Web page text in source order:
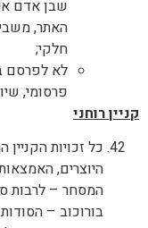
שבן אדם
האתר,
חלקי;
לא לפרסם
פרסומי,
קניין רוחני
כל זכויות
היוצרים,
המסחר – לרבות
בורוכוב –